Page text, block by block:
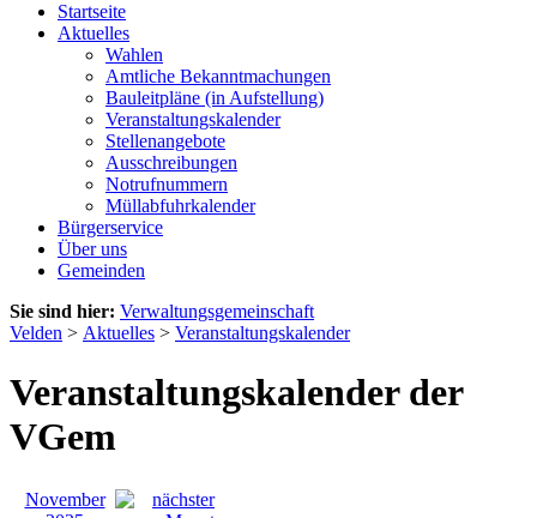
Startseite
Aktuelles
Wahlen
Amtliche Bekanntmachungen
Bauleitpläne (in Aufstellung)
Veranstaltungskalender
Stellenangebote
Ausschreibungen
Notrufnummern
Müllabfuhrkalender
Bürgerservice
Über uns
Gemeinden
Sie sind hier: Verwaltungsgemeinschaft
Velden > Aktuelles > Veranstaltungskalender
Veranstaltungskalender der
VGem
November